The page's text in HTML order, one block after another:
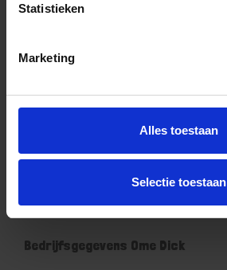
Statistieken
Marketing
Alles toestaan
Selectie toestaan
Privacyverklaring Ome Dick
Klantenservice Ome Dick
Winkelwagen
Bedrijfsgegevens Ome Dick